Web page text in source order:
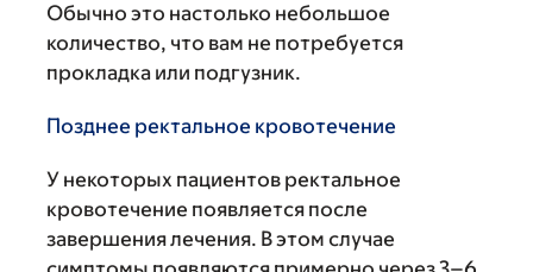
Обычно это настолько небольшое
количество, что вам не потребуется
прокладка или подгузник.
Позднее ректальное кровотечение
У некоторых пациентов ректальное
кровотечение появляется после
завершения лечения. В этом случае